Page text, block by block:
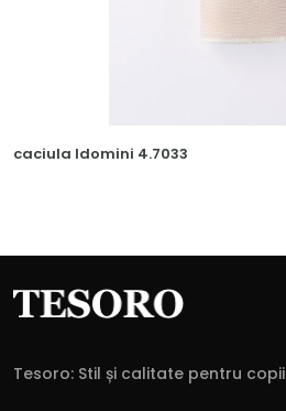
caciula Idomini 4.7033
Tesoro: Stil și calitate pentru copii